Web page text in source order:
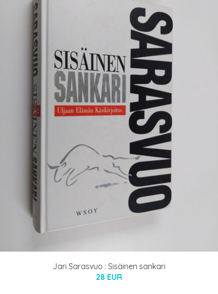
Jari Sarasvuo : Sisäinen sankari
28 EUR